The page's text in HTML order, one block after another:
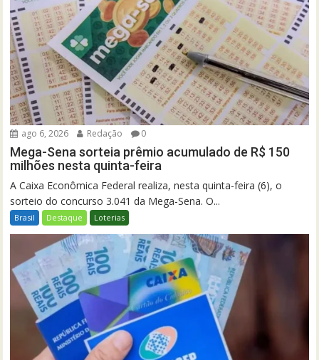
ago 6, 2026 Redação 0
Mega-Sena sorteia prêmio acumulado de R$ 150
milhões nesta quinta-feira
A Caixa Econômica Federal realiza, nesta quinta-feira (6), o
sorteio do concurso 3.041 da Mega-Sena. O...
Brasil Destaque Loterias